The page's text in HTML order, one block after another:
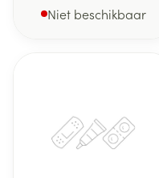
Niet beschikbaar